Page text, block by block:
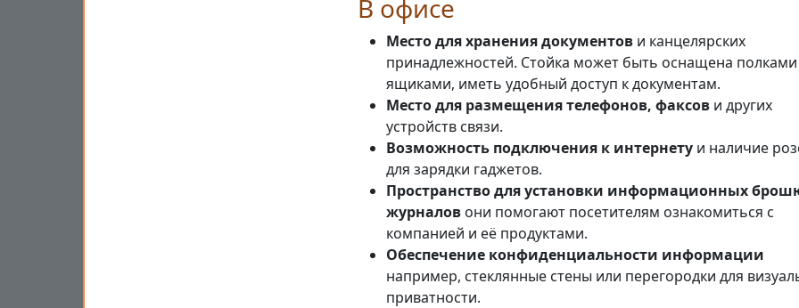
В офисе
Место для хранения документов и канцелярских
принадлежностей. Стойка может быть оснащена
ящиками, иметь удобный доступ к документам.
Место для размещения телефонов, факсов и других
устройств связи.
Возможность подключения к интернету и наличие
для зарядки гаджетов.
Пространство для установки информационных
журналов они помогают посетителям ознакомиться с
компанией и её продуктами.
Обеспечение конфиденциальности информации
например, стеклянные стены или перегородки для
приватности.